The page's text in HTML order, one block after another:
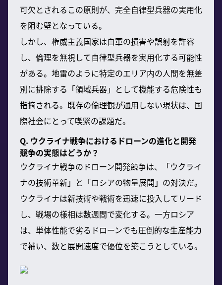
可欠とされるこの原則が、完全自律型兵器の実用化
を阻む壁となっている。
しかし、権威主義国家は自軍の損害や誤射を許容
し、倫理を無視して自律型兵器を実用化する可能性
がある。地雷のように特定のエリア内の人間を無差
別に排除する「領域兵器」として機能する危険性も
指摘される。既存の倫理観が通用しない現状は、国
際社会にとって喫緊の課題だ。
Q. ウクライナ戦争におけるドローンの進化と開発
競争の実態はどうか？
ウクライナ戦争のドローン開発競争は、「ウクライ
ナの技術革新」と「ロシアの物量展開」の対決だ。
ウクライナは新技術や戦術を迅速に投入してリード
し、戦場の様相は数週間で変化する。一方ロシア
は、単体性能で劣るドローンでも圧倒的な生産能力
で補い、数と展開速度で優位を築こうとしている。